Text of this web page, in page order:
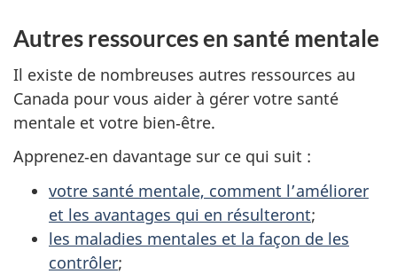
Autres ressources en santé mentale
Il existe de nombreuses autres ressources au
Canada pour vous aider à gérer votre santé
mentale et votre bien‑être.
Apprenez‑en davantage sur ce qui suit :
votre santé mentale, comment l’améliorer
et les avantages qui en résulteront;
les maladies mentales et la façon de les
contrôler;